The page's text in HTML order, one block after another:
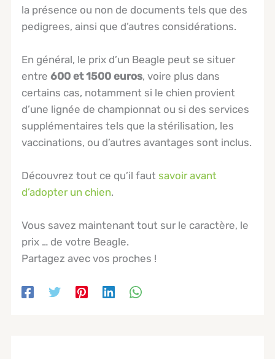
la présence ou non de documents tels que des
pedigrees, ainsi que d’autres considérations.
En général, le prix d’un Beagle peut se situer
entre600 et 1500 euros, voire plus dans
certains cas, notamment si le chien provient
d’une lignée de championnat ou si des services
supplémentaires tels que la stérilisation, les
vaccinations, ou d’autres avantages sont inclus.
Découvrez tout ce qu’il faut savoir avant
d’adopter un chien.
Vous savez maintenant tout sur le caractère, le
prix … de votre Beagle.
Partagez avec vos proches !